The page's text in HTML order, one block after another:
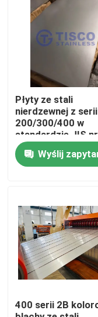
Produkty
O nas
Wycieczka po
Kontrola jakości
Poprosić o
Cewka ze stali
Blacha ze stali
Płyty ze stali
nierdzewnej z serii
200/300/400 w
standardzie JIS
wykończenie
powierzchniowe
Wyślij
400 serii 2B